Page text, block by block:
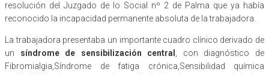
resolución del Juzgado de lo Social nº 2 de Palma que ya había
reconocido la incapacidad permanente absoluta de la trabajadora.
La trabajadora presentaba un importante cuadro clínico derivado de
un síndrome de sensibilización central , con diagnóstico de
Fibromialgia,Síndrome de fatiga crónica,Sensibilidad química